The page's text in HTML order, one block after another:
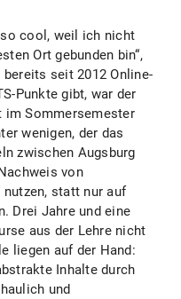
cool, weil ich nicht
Ort gebunden bin“,
seit 2012 Online-
Punkte gibt, war der
im Sommersemester
wenigen, der das
zwischen Augsburg
von
nutzen, statt nur auf
Drei Jahre und eine
aus der Lehre nicht
liegen auf der Hand:
Inhalte durch
und